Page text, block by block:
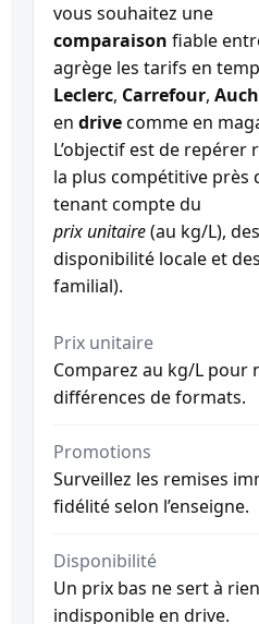
vous souhaitez une
comparaison fiable
agrège les tarifs en
Leclerc, Carrefour,
en drivecomme en
L’objectif est de repérer
la plus compétitive près
tenant compte du
prix unitaire(au kg/L), des
disponibilité locale et
familial).
Prix unitaire
Comparez au kg/L pour
différences de formats.
Promotions
Surveillez les remises
fidélité selon l’enseigne.
Disponibilité
Un prix bas ne sert à
indisponible en drive.